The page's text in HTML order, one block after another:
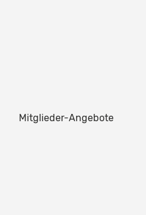
Mitglieder-Angebote